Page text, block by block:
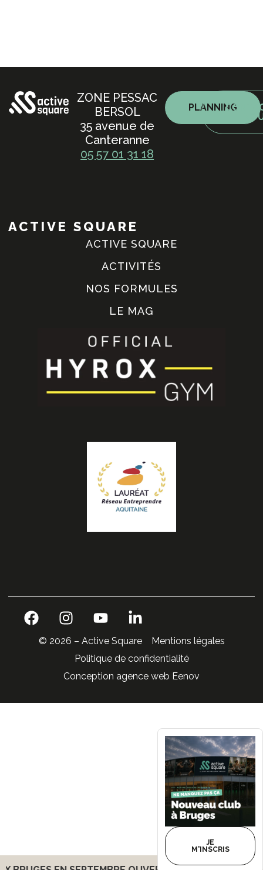
ACTIVE SQUARE
ACTIVE SQUARE
ACTIVITÉS
NOS FORMULES
LE MAG
ZONE PESSAC
BERSOL
35 avenue de
Canteranne
05 57 01 31 18
PLANNING
© 2026 – Active Square
Mentions légales
Politique de confidentialité
Conception agence web Eenov
JE
M'INSCRIS